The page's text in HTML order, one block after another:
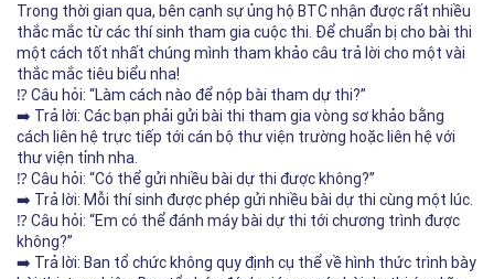
Trong thời gian qua, bên cạnh sự ủng hộ BTC nhận được rất nhiều
thắc mắc từ các thí sinh tham gia cuộc thi. Để chuẩn bị cho bài thi
một cách tốt nhất chúng mình tham khảo câu trả lời cho một vài
thắc mắc tiêu biểu nha!
⁉️ Câu hỏi: “Làm cách nào để nộp bài tham dự thi?”
➡️ Trả lời: Các bạn phải gửi bài thi tham gia vòng sơ khảo bằng
cách liên hệ trực tiếp tới cán bộ thư viện trường hoặc liên hệ với
thư viện tỉnh nha.
⁉️ Câu hỏi: “Có thể gửi nhiều bài dự thi được không?”
➡️ Trả lời: Mỗi thí sinh được phép gửi nhiều bài dự thi cùng một lúc.
⁉️ Câu hỏi: “Em có thể đánh máy bài dự thi tới chương trình được
không?”
➡️ Trả lời: Ban tổ chức không quy định cụ thể về hình thức trình bày